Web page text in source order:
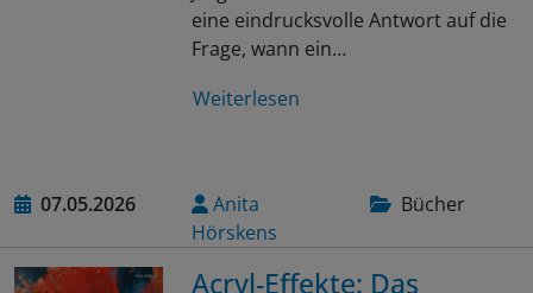
eine eindrucksvolle Antwort auf die
Frage, wann ein…
Weiterlesen
07.05.2026
Anita
Hörskens
Bücher
Acryl-Effekte: Das